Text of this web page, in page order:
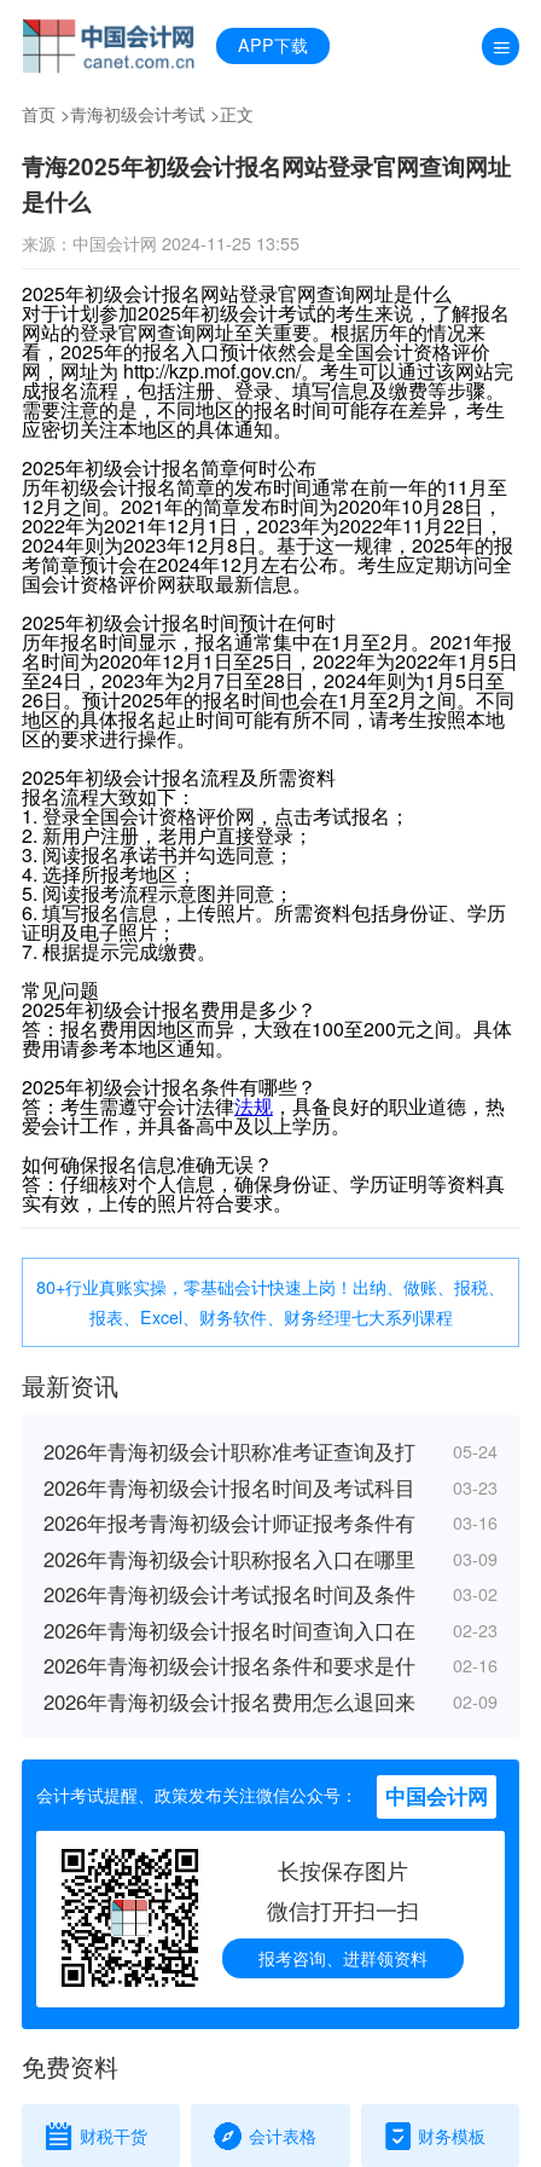
APP下载
首页>青海初级会计考试>正文
青海2025年初级会计报名网站登录官网查询网址
是什么
来源：中国会计网 2024-11-25 13:55
2025年初级会计报名网站登录官网查询网址是什么
对于计划参加2025年初级会计考试的考生来说，了解报名
网站的登录官网查询网址至关重要。根据历年的情况来
看，2025年的报名入口预计依然会是全国会计资格评价
网，网址为 http://kzp.mof.gov.cn/。考生可以通过该网站完
成报名流程，包括注册、登录、填写信息及缴费等步骤。
需要注意的是，不同地区的报名时间可能存在差异，考生
应密切关注本地区的具体通知。
2025年初级会计报名简章何时公布
历年初级会计报名简章的发布时间通常在前一年的11月至
12月之间。2021年的简章发布时间为2020年10月28日，
2022年为2021年12月1日，2023年为2022年11月22日，
2024年则为2023年12月8日。基于这一规律，2025年的报
考简章预计会在2024年12月左右公布。考生应定期访问全
国会计资格评价网获取最新信息。
2025年初级会计报名时间预计在何时
历年报名时间显示，报名通常集中在1月至2月。2021年报
名时间为2020年12月1日至25日，2022年为2022年1月5日
至24日，2023年为2月7日至28日，2024年则为1月5日至
26日。预计2025年的报名时间也会在1月至2月之间。不同
地区的具体报名起止时间可能有所不同，请考生按照本地
区的要求进行操作。
2025年初级会计报名流程及所需资料
报名流程大致如下：
1. 登录全国会计资格评价网，点击考试报名；
2. 新用户注册，老用户直接登录；
3. 阅读报名承诺书并勾选同意；
4. 选择所报考地区；
5. 阅读报考流程示意图并同意；
6. 填写报名信息，上传照片。所需资料包括身份证、学历
证明及电子照片；
7. 根据提示完成缴费。
常见问题
2025年初级会计报名费用是多少？
答：报名费用因地区而异，大致在100至200元之间。具体
费用请参考本地区通知。
2025年初级会计报名条件有哪些？
答：考生需遵守会计法律法规，具备良好的职业道德，热
爱会计工作，并具备高中及以上学历。
如何确保报名信息准确无误？
答：仔细核对个人信息，确保身份证、学历证明等资料真
实有效，上传的照片符合要求。
80+行业真账实操，零基础会计快速上岗！出纳、做账、报税、
报表、Excel、财务软件、财务经理七大系列课程
最新资讯
2026年青海初级会计职称准考证查询及打 05-24
2026年青海初级会计报名时间及考试科目 03-23
2026年报考青海初级会计师证报考条件有 03-16
2026年青海初级会计职称报名入口在哪里 03-09
2026年青海初级会计考试报名时间及条件 03-02
2026年青海初级会计报名时间查询入口在 02-23
2026年青海初级会计报名条件和要求是什 02-16
2026年青海初级会计报名费用怎么退回来 02-09
会计考试提醒、政策发布关注微信公众号： 中国会计网
长按保存图片
微信打开扫一扫
报考咨询、进群领资料
免费资料
财税干货 会计表格 财务模板